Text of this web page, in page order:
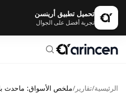
تحميل تطبيق أرينسن
تجربة أفضل على الجوال
الرئيسية/تقارير /